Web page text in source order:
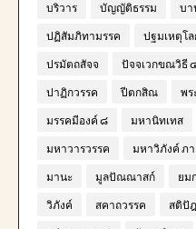
บริวาร บัญญัติธรรม บา
ปฏิสัมภิทามรรค ปฐมเหตุโ
ปรมัตถสัจจ ปัจจเวกขณวิธี
ปาฏิกวรรค ปีตกสิณ พร
มรรคมีองค์ ๘ มหานิทเทส
มหาวารวรรค มหาวิภังค์ ภ
มานะ มูลปัณณาสก์ ยม
วิภังค์ สคาถวรรค สติปั